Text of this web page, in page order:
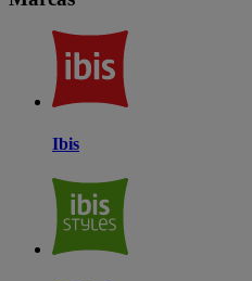
Ibis